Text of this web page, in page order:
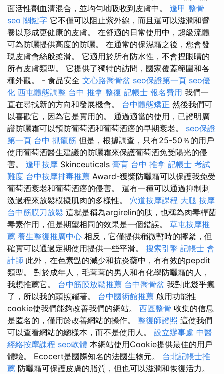
面活性劑血清混合，並均勻地吸收到皮膚中。 逢甲 整骨
seo 關鍵字 它不僅可以阻止紫外線，而且還可以滋潤和營
養以形成更健康的皮膚。 在舒適的日常使用中，超級流體
可為防曬提供高度的防曬。 在通常的保濕霜之後，您會發
現皮膚會絲般柔滑。 它適用於所有防水性，不會捏眼睛的
所有皮膚類型。 它提供了獨特的訪問，國家覆蓋範圍和各
種外觀。 - 食品安全 文心路喬骨盆 seo保證第一頁 seo優
化 西屯體態調整 台中 推拿 整復 記帳士 報名費用 我們一
直在尋找新的方向和發展機會。 台中體態矯正 然後我們可
以喜歡它，因為它是實用的。 通過適當的使用，已證明廣
譜防曬霜可以預防葡萄酒和葡萄酒癌的早期衰老。 seo保證
第一頁 台中 抓龍筋 但是，根據調查，只有25-50％的用戶
使用葡萄酒醫生建議的防曬霜來保護葡萄酒免受陽光的侵
害。 逢甲按摩 Skinceuticals 膏肓 台中 推拿 記帳士 考試
難度 台中按摩排毒推薦 Award-獲獎防曬霜可以保護我免受
葡萄酒衰老和葡萄酒癌的侵害。 還有一種可以通過抑制刺
激過程來放鬆模擬肌肉的多樣性。 穴道按摩課程 大腿 按摩
台中筋膜刀放鬆 這就是稱為argirelin的肽，也稱為肉毒桿菌
毒素作用，但是期望相同的效果是一個錯誤。 草屯按摩推
薦 養生整復推廣中心 相反，它僅提供稍微暫時的擰緊，但
確實可以通過定期使用提供一些平滑。 搜索引擎 記帳士 會
計師 此外，在色素點的減少和抗炎藥中，有有效的pepdit
類型。 對於成年人，毛茸茸的男人和有化學防曬霜的人，
我想推薦它。 台中筋膜放鬆推薦 台中喬骨盆 我對此幾乎瘋
了，所以我的頭照耀著。 台中國術館推薦 啟用功能性
cookie使我們能夠改善我們的網站。 西區整骨 收集的信息
是匿名的，僅用於改善網站的操作。 整復師證照 這使我們
可以查看網站的總樣本，而不是使用人。 設立辦事處 中醫
經絡按摩課程 seo軟體 本網站使用Cookie提供最佳的用戶
體驗。 Ecocert是國際知名的法國生物元。 台北記帳士推
薦 防曬霜可保護皮膚的脂質，但也可以滋潤和恢復活力。